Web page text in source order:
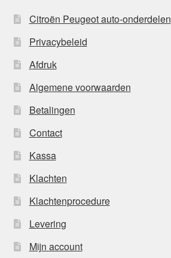
Citroën Peugeot auto-onderdelen
Privacybeleid
Afdruk
Algemene voorwaarden
Betalingen
Contact
Kassa
Klachten
Klachtenprocedure
Levering
Mijn account